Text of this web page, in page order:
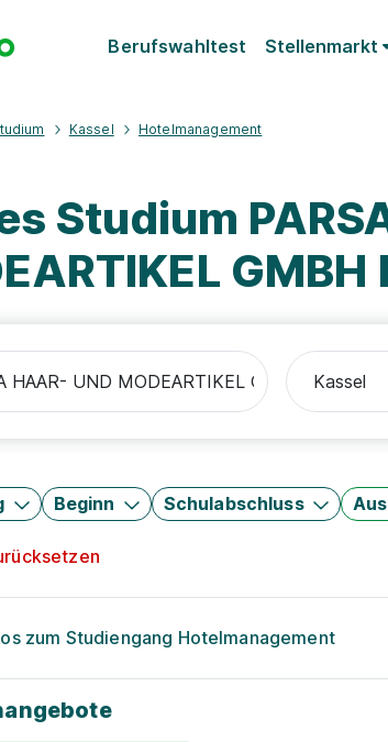
Berufswahltest Stellenmarkt
Kassel Hotelmanagement
Studium
Beginn Schulabschluss
zum Studiengang Hotelmanagement